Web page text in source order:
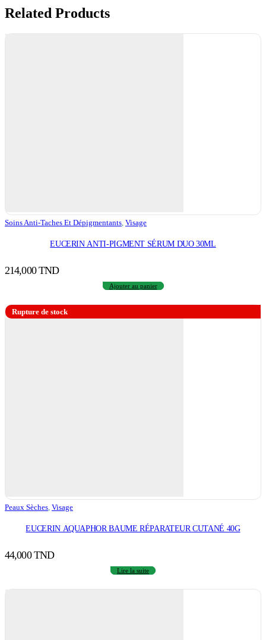
Related Products
Soins Anti-Taches Et Dépigmentants Visage
EUCERIN ANTI-PIGMENT SÉRUM DUO 30ML
214,000TND
Ajouter au panier
Rupture de stock
Peaux Sèches Visage
EUCERIN AQUAPHOR BAUME RÉPARATEUR CUTANÉ 40G
44,000TND
Lire la suite